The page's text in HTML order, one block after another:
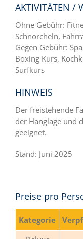
AKTIVITÄTEN /
Ohne Gebühr:
Schnorcheln,
Gegen Gebühr:
Boxing Kurs,
Surfkurs
HINWEIS
Der freistehende
der Hanglage und
geeignet.
Stand: Juni 2025
Preise pro
Kategorie